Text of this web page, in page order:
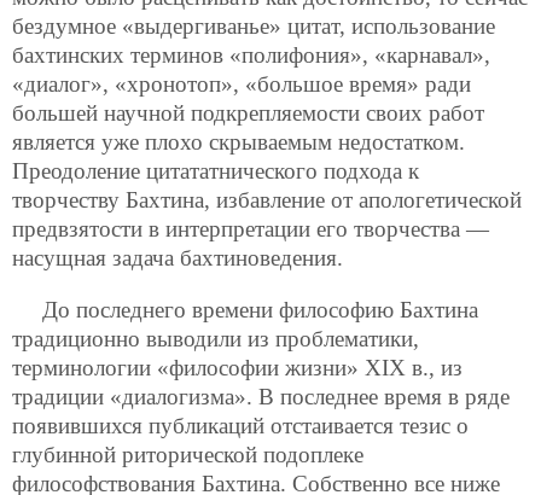
бездумное «выдергиванье» цитат, использование
бахтинских терминов «полифония», «карнавал»,
«диалог», «хронотоп», «большое время» ради
большей научной подкрепляемости своих работ
является уже плохо скрываемым недостатком.
Преодоление цитататнического подхода к
творчеству Бахтина, избавление от апологетической
предвзятости в интерпретации его творчества —
насущная задача бахтиноведения.
До последнего времени философию Бахтина
традиционно выводили из проблематики,
терминологии «философии жизни» XIX в., из
традиции «диалогизма». В последнее время в ряде
появившихся публикаций отстаивается тезис о
глубинной риторической подоплеке
философствования Бахтина. Собственно все ниже